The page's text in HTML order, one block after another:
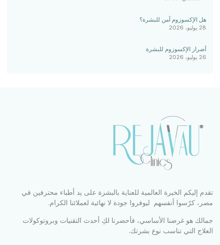
هل الإكسوزوم آمن للبشرة؟
28 يوليو، 2026
أضرار الإكسوزوم للبشرة
26 يوليو، 2026
تقدم إليكم الخبرة العالمية للعناية بالبشرة على يد أطباء محترفين في
مصر، كرّسوا أنفسهم ليوفروا جودة لا نهائية لعملائنا الكرام.
جمالك هو غرضنا الأساسي، فأحضرنا لكِ أحدث التقنيات وبروتوكولات
العلاج التي تناسب نوع بشرتك.